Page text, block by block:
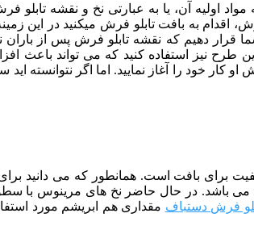
مواد اولیه آن، یا به عبارتی نخ و نقشه
به بافت تابلو فرش میکنید در این
قرار دهیم که نقشه تابلو فرش پس از باران
طرح نیز استفاده کنید که می تواند
خود را آغاز نمایید. اما اگر نتوانسته
برای بافت است. همانطور که می
باشد. در حال حاضر نخ های مرینوس با
فرش دستباف مقداری هم ابریشم مورد